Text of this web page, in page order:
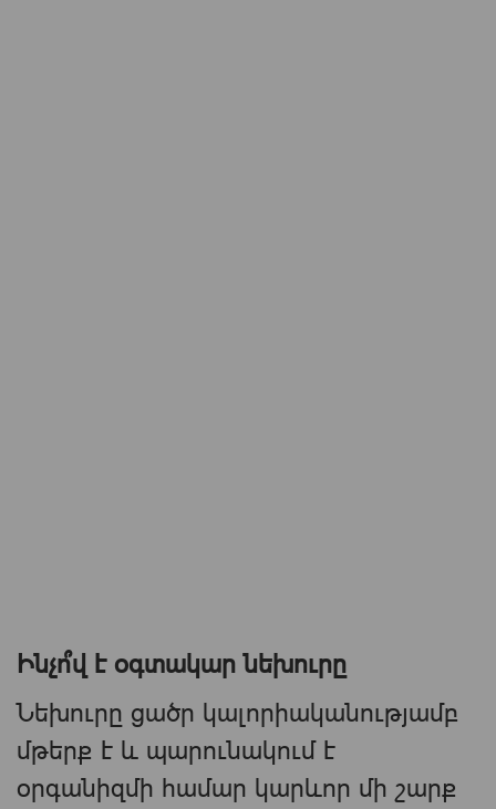
Ինչո՞վ է օգտակար նեխուրը
Նեխուրը ցածր կալորիականությամբ
մթերք է և պարունակում է
օրգանիզմի համար կարևոր մի շարք